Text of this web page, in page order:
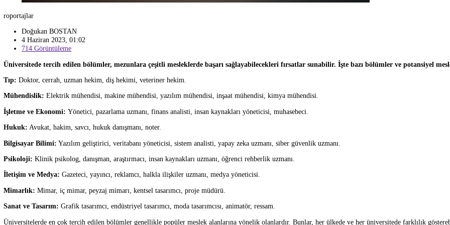
roportajlar
Doğukan BOSTAN
714 Görüntüleme
Üniversitede tercih edilen bölümler, mezunlara çeşitli mesleklerde başarı sağlayabilecekleri fırsatlar sunabilir. İşte bazı bölümler ve